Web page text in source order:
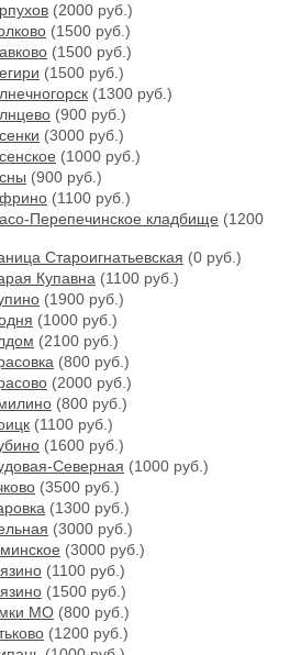
(2000 руб.)
(1500 руб.)
(1500 руб.)
(1500 руб.)
(1300 руб.)
(900 руб.)
(3000 руб.)
(1000 руб.)
(900 руб.)
(1100 руб.)
Перепечинское кладбище (1200
Староигнатьевская (0 руб.)
Купавна (1100 руб.)
(1900 руб.)
(1000 руб.)
(2100 руб.)
(800 руб.)
(2000 руб.)
(800 руб.)
(1100 руб.)
(1600 руб.)
Северная (1000 руб.)
(3500 руб.)
(1300 руб.)
(3000 руб.)
(3000 руб.)
(1100 руб.)
(1500 руб.)
МО (800 руб.)
(1200 руб.)